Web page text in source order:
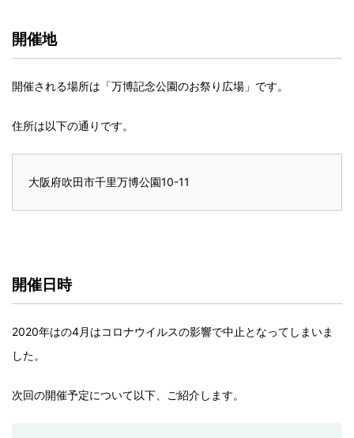
開催地
開催される場所は「万博記念公園のお祭り広場」です。
住所は以下の通りです。
大阪府吹田市千里万博公園10-11
開催日時
2020年はの4月はコロナウイルスの影響で中止となってしまいま
した。
次回の開催予定について以下、ご紹介します。